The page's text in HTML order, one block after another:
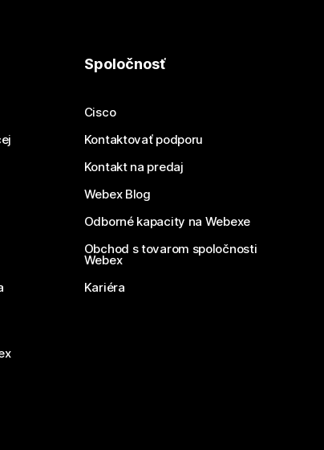
Spoločnosť
Cisco
Kontaktovať podporu
Kontakt na predaj
Webex Blog
Odborné kapacity na Webexe
Obchod s tovarom spoločnosti
Webex
Kariéra